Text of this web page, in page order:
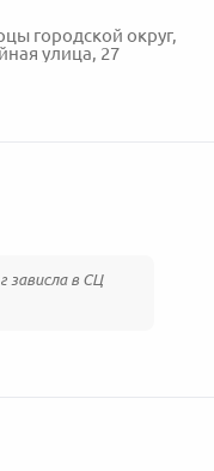
городской округ,
улица, 27
зависла в СЦ